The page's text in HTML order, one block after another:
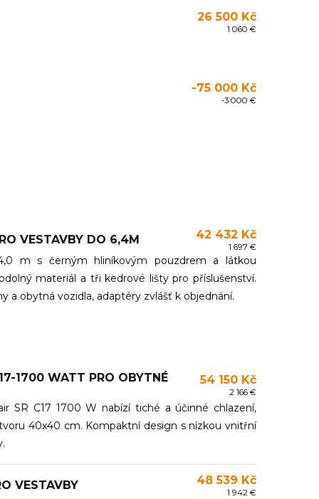
26 500 Kč
1 060 €
-75 000 Kč
-3 000 €
VESTAVBY DO 6,4M 42 432 Kč
1 697 €
m s černým hliníkovým pouzdrem a látkou
materiál a tři kedrové lišty pro příslušenství.
a obytná vozidla, adaptéry zvlášť k objednání.
1700 WATT PRO OBYTNÉ 54 150 Kč
2 166 €
SR C17 1700 W nabízí tiché a účinné chlazení,
40x40 cm. Kompaktní design s nízkou vnitřní
VESTAVBY 48 539 Kč
1 942 €